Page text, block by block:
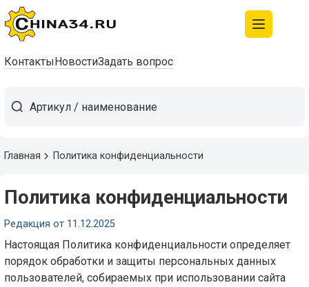
КонтактыНовостиЗадать вопрос
Главная Политика конфиденциальности
Политика конфиденциальности
Редакция от 11.12.2025
Настоящая Политика конфиденциальности определяет
порядок обработки и защиты персональных данных
пользователей, собираемых при использовании сайта